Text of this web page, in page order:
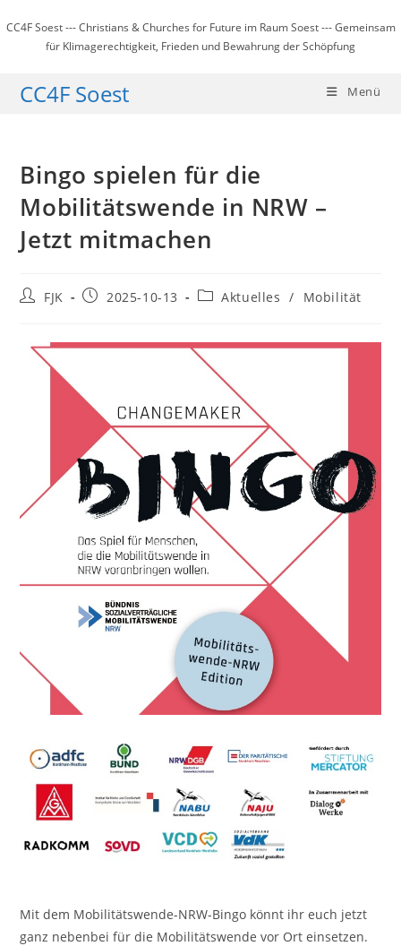
Inhalt
springen
CC4F Soest --- Christians & Churches for Future im Raum Soest --- Gemeinsam
für Klimagerechtigkeit, Frieden und Bewahrung der Schöpfung
CC4F Soest Menü
Bingo spielen für die
Mobilitätswende in NRW –
Jetzt mitmachen
Beitrags-
FJK
Beitrag2025-10-13
Beitrags-
Aktuelles / Mobilität
Mit dem Mobilitätswende-NRW-Bingo könnt ihr euch jetzt
ganz nebenbei für die Mobilitätswende vor Ort einsetzen.